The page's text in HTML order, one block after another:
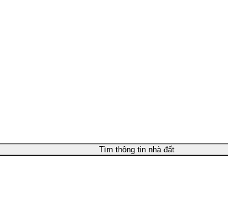
Tìm thông tin nhà đất